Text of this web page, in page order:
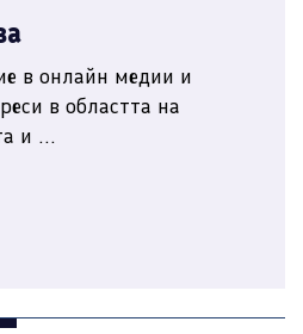
в онлайн медии и
в областта на
и ...